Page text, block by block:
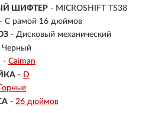
ШИФТЕР - MICROSHIFT TS38
- С рамой 16 дюймов
- Дисковый механический
Черный
- Caiman
- D
Горные
- 26 дюймов